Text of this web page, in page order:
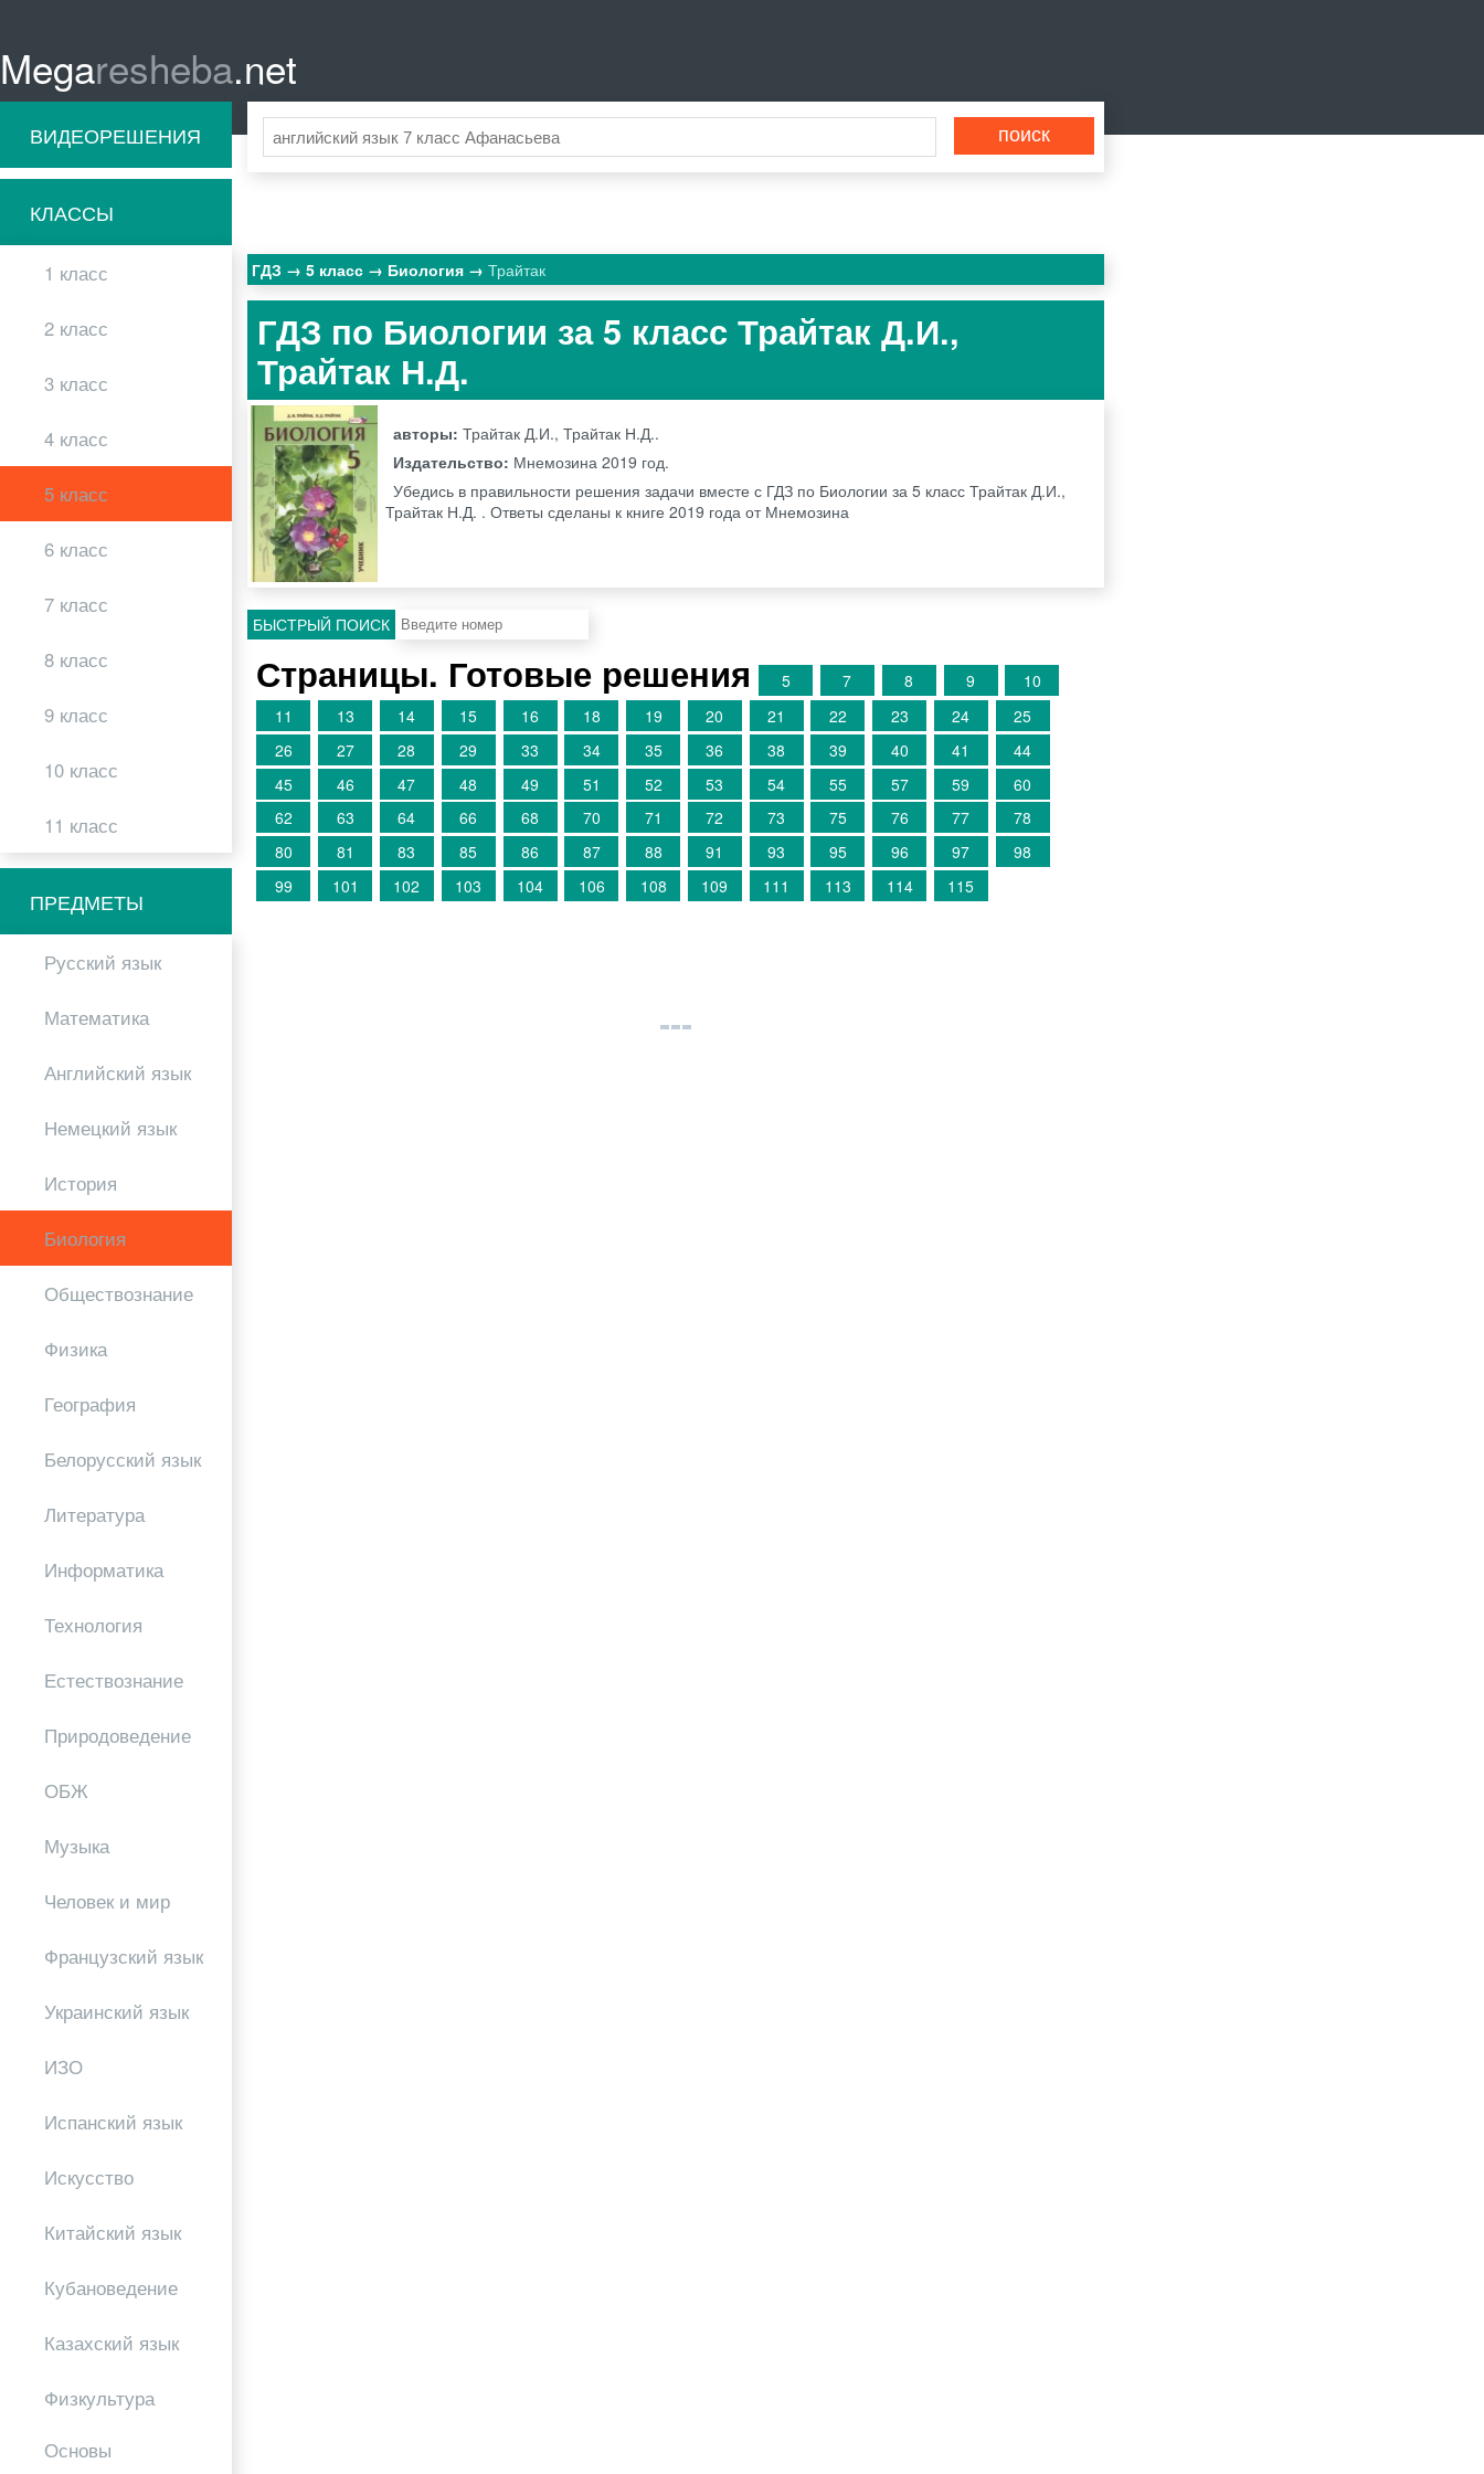
Megaresheba.net
ВИДЕОРЕШЕНИЯ
КЛАССЫ
1 класс
2 класс
3 класс
4 класс
5 класс
6 класс
7 класс
8 класс
9 класс
10 класс
11 класс
ПРЕДМЕТЫ
Русский язык
Математика
Английский язык
Немецкий язык
История
Биология
Обществознание
Физика
География
Белорусский язык
Литература
Информатика
Технология
Естествознание
Природоведение
ОБЖ
Музыка
Человек и мир
Французский язык
Украинский язык
ИЗО
Испанский язык
Искусство
Китайский язык
Кубановедение
Казахский язык
Физкультура
Основы
ГДЗ 5 класс Биология Трайтак
ГДЗ по Биологии за 5 класс Трайтак Д.И.,
Трайтак Н.Д.
авторы:Трайтак Д.И., Трайтак Н.Д..
Издательство: Мнемозина 2019 год.
Убедись в правильности решения задачи вместе с ГДЗ по Биологии за 5 класс Трайтак Д.И.,
Трайтак Н.Д. . Ответы сделаны к книге 2019 года от Мнемозина
БЫСТРЫЙ ПОИСК
Страницы. Готовые решения 5 7 8 9
10
11
13 14 15 16 18 19 20 21 22 23 24
25
26
27 28 29 33 34 35 36 38 39 40 41
44
45
46 47 48 49 51 52 53 54 55 57 59
60
62
63 64 66 68 70 71 72 73 75 76 77
78
80
81 83 85 86 87 88 91 93 95 96 97
98
99
101 102 103 104 106 108 109 111 113 114 115